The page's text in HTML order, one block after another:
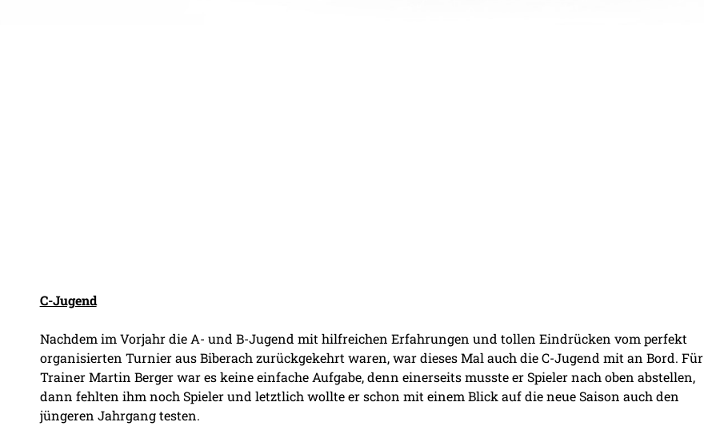
C-Jugend
Nachdem im Vorjahr die A- und B-Jugend mit hilfreichen Erfahrungen und tollen Eindrücken vom perfekt
organisierten Turnier aus Biberach zurückgekehrt waren, war dieses Mal auch die C-Jugend mit an Bord. Für
Trainer Martin Berger war es keine einfache Aufgabe, denn einerseits musste er Spieler nach oben abstellen,
dann fehlten ihm noch Spieler und letztlich wollte er schon mit einem Blick auf die neue Saison auch den
jüngeren Jahrgang testen.